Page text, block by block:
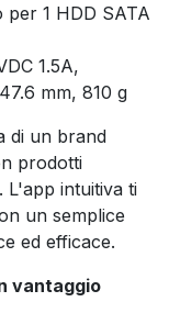
per 1 HDD SATA
1.5A,
mm, 810 g
di un brand
prodotti
L'app intuitiva ti
un semplice
ed efficace.
vantaggio